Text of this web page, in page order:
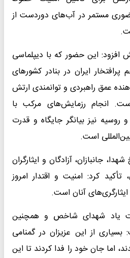
مستمر در آب‌های دوردست از
افزود: این حضور که با دیپلماسی
پرافتخار ایران در بنادر کشورهای
عمق راهبردی و توانمندی ارتش
انجام رزمایش‌های مرکب با
نیز بیانگر جایگاه و قدرت
است.
جانبازان، آزادگان و ایثارگران
کرد: امنیت و اقتدار امروز
آنان است.
یاد شهدای شاخص و همچنین
از این عزیزان در گمنامی
اما جان خود را فدا کردند تا این